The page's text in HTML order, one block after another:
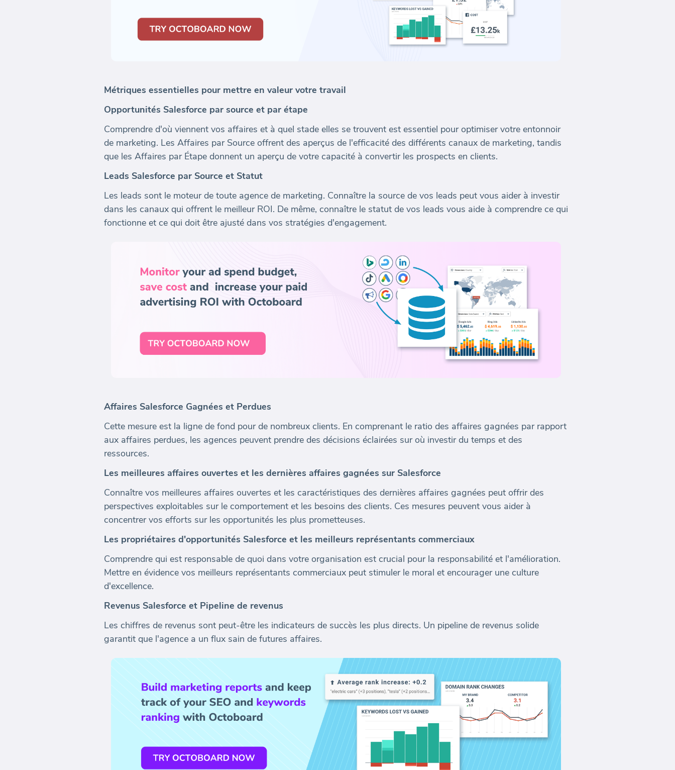
Métriques essentielles pour mettre en valeur votre travail
Opportunités Salesforce par source et par étape
Comprendre d'où viennent vos affaires et à quel stade elles se trouvent est essentiel pour optimiser votre entonnoir
de marketing. Les Affaires par Source offrent des aperçus de l'efficacité des différents canaux de marketing, tandis
que les Affaires par Étape donnent un aperçu de votre capacité à convertir les prospects en clients.
Leads Salesforce par Source et Statut
Les leads sont le moteur de toute agence de marketing. Connaître la source de vos leads peut vous aider à investir
dans les canaux qui offrent le meilleur ROI. De même, connaître le statut de vos leads vous aide à comprendre ce qui
fonctionne et ce qui doit être ajusté dans vos stratégies d'engagement.
Affaires Salesforce Gagnées et Perdues
Cette mesure est la ligne de fond pour de nombreux clients. En comprenant le ratio des affaires gagnées par rapport
aux affaires perdues, les agences peuvent prendre des décisions éclairées sur où investir du temps et des
ressources.
Les meilleures affaires ouvertes et les dernières affaires gagnées sur Salesforce
Connaître vos meilleures affaires ouvertes et les caractéristiques des dernières affaires gagnées peut offrir des
perspectives exploitables sur le comportement et les besoins des clients. Ces mesures peuvent vous aider à
concentrer vos efforts sur les opportunités les plus prometteuses.
Les propriétaires d'opportunités Salesforce et les meilleurs représentants commerciaux
Comprendre qui est responsable de quoi dans votre organisation est crucial pour la responsabilité et l'amélioration.
Mettre en évidence vos meilleurs représentants commerciaux peut stimuler le moral et encourager une culture
d'excellence.
Revenus Salesforce et Pipeline de revenus
Les chiffres de revenus sont peut-être les indicateurs de succès les plus directs. Un pipeline de revenus solide
garantit que l'agence a un flux sain de futures affaires.